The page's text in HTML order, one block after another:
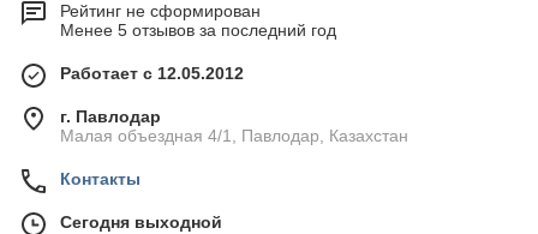
Рейтинг не сформирован
Менее 5 отзывов за последний год
Работает с 12.05.2012
г. Павлодар
Малая объездная 4/1, Павлодар, Казахстан
Контакты
Сегодня выходной